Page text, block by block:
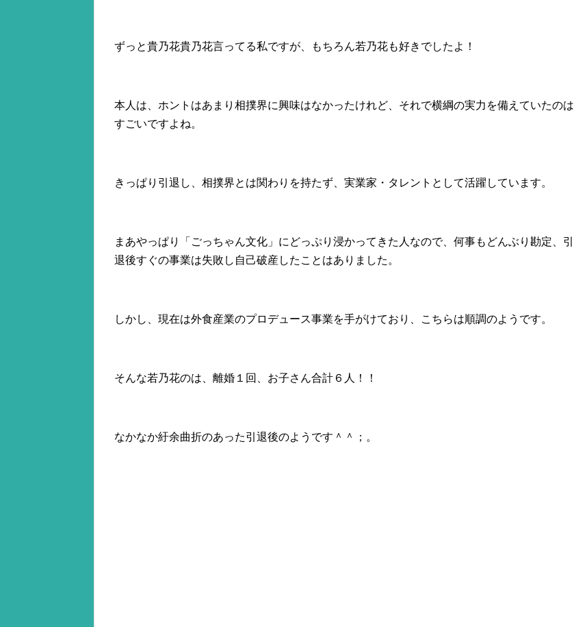
ずっと貴乃花貴乃花言ってる私ですが、もちろん若乃花も好きでしたよ！
本人は、ホントはあまり相撲界に興味はなかったけれど、それで横綱の実力を備えていたのは
すごいですよね。
きっぱり引退し、相撲界とは関わりを持たず、実業家・タレントとして活躍しています。
まあやっぱり「ごっちゃん文化」にどっぷり浸かってきた人なので、何事もどんぶり勘定、引
退後すぐの事業は失敗し自己破産したことはありました。
しかし、現在は外食産業のプロデュース事業を手がけており、こちらは順調のようです。
そんな若乃花のは、離婚１回、お子さん合計６人！！
なかなか紆余曲折のあった引退後のようです＾＾；。